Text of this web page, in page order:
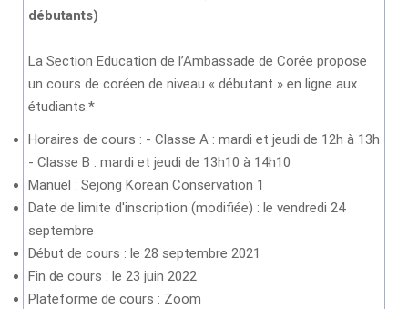
débutants)
La Section Education de l’Ambassade de Corée propose
un cours de coréen de niveau « débutant » en ligne aux
étudiants.*
Horaires de cours : - Classe A : mardi et jeudi de 12h à 13h
- Classe B : mardi et jeudi de 13h10 à 14h10
Manuel : Sejong Korean Conservation 1
Date de limite d'inscription (modifiée) : le vendredi 24
septembre
Début de cours : le 28 septembre 2021
Fin de cours : le 23 juin 2022
Plateforme de cours : Zoom